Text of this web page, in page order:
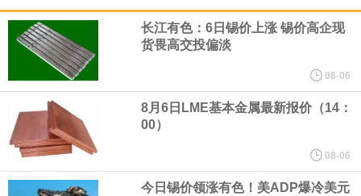
亿美元。其中，首艘“特朗普级”战列舰“无畏”号预估造价比原来至少
高50%。
芝加哥期权交易所全球市场公司（CBOE GLOBAL MARKETS
INC）：CBOE 欧洲清算所将于 8 月 24 日起，将证券融资交易清算
业务拓展至固定收益品类。
长江有色：6日锡价上涨 锡价高企现
货畏高交投偏淡
08-06
8月6日LME基本金属最新报价（14：
00）
08-06
今日锡价领涨有色！美ADP爆冷美元